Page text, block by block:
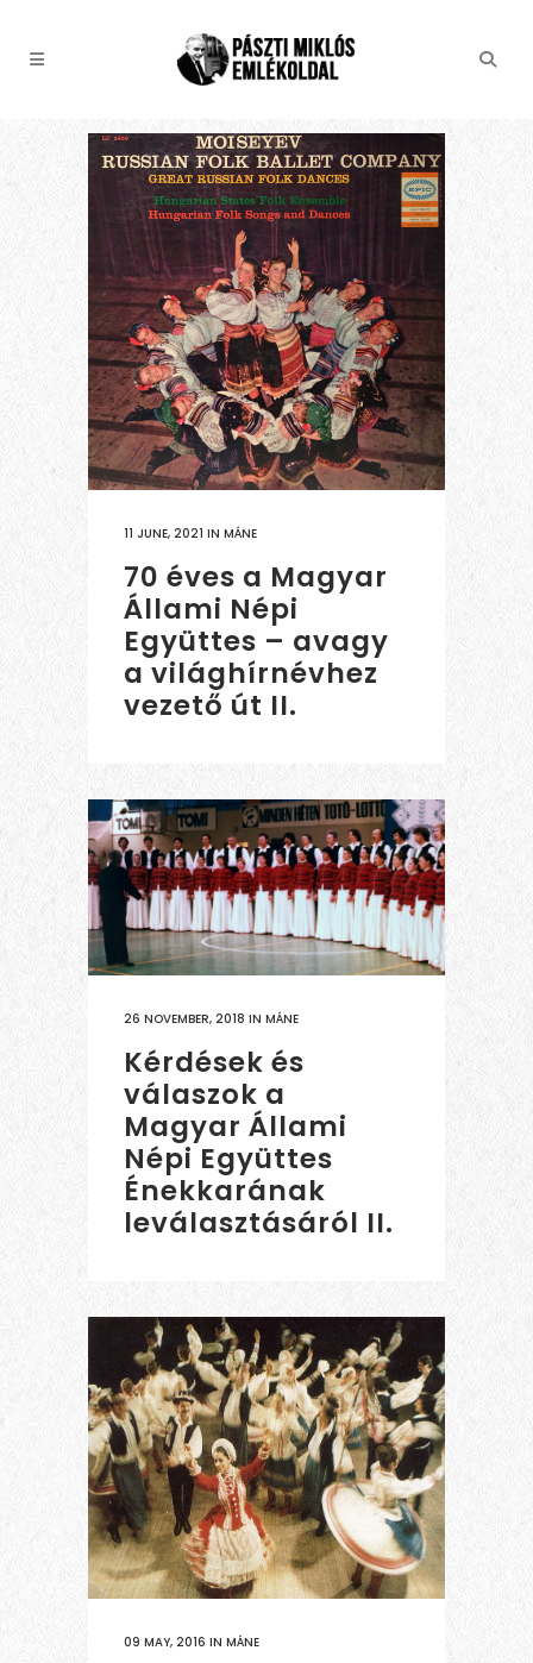
11 JUNE, 2021 IN MÁNE
70 éves a Magyar
Állami Népi
Együttes – avagy
a világhírnévhez
vezető út II.
26 NOVEMBER, 2018 IN MÁNE
Kérdések és
válaszok a
Magyar Állami
Népi Együttes
Énekkarának
leválasztásáról II.
09 MAY, 2016 IN MÁNE